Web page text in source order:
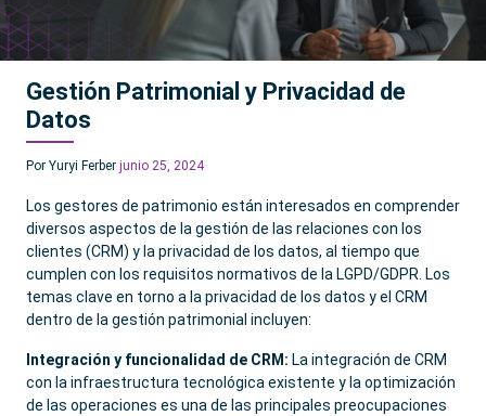
Gestión Patrimonial y Privacidad de
Datos
Por Yuryi Ferber junio 25, 2024
Los gestores de patrimonio están interesados en comprender
diversos aspectos de la gestión de las relaciones con los
clientes (CRM) y la privacidad de los datos, al tiempo que
cumplen con los requisitos normativos de la LGPD/GDPR. Los
temas clave en torno a la privacidad de los datos y el CRM
dentro de la gestión patrimonial incluyen:
Integración y funcionalidad de CRM: La integración de CRM
con la infraestructura tecnológica existente y la optimización
de las operaciones es una de las principales preocupaciones